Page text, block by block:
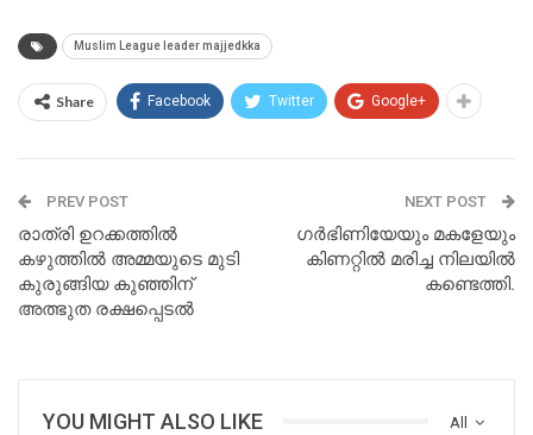
Muslim League leader majjedkka
Share Facebook Twitter Google+
PREV POST
രാത്രി ഉറക്കത്തിൽ
കഴുത്തിൽ അമ്മയുടെ മുടി
കുരുങ്ങിയ കുഞ്ഞിന്
അത്ഭുത രക്ഷപ്പെടൽ
NEXT POST
ഗർഭിണിയേയും മകളേയും
കിണറ്റിൽ മരിച്ച നിലയിൽ
കണ്ടെത്തി.
All
YOU MIGHT ALSO LIKE